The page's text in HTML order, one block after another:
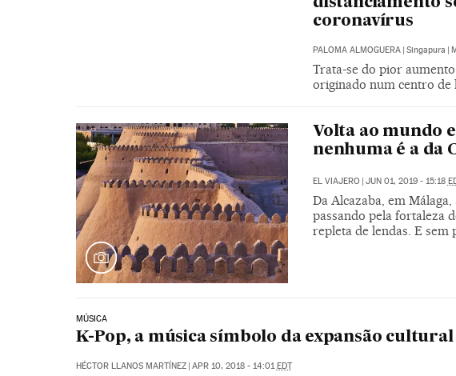
distanciamento
coronavírus
PALOMA ALMOGUERA Singapura
Trata-se do pior
originado num centro de
Volta ao mundo
nenhuma é a da
EL VIAJERO JUN 01, 2019 - 15:18
Da Alcazaba, em
passando pela fortaleza
repleta de lendas. E sem
MÚSICA
K-Pop, a música símbolo da expansão
HÉCTOR LLANOS MARTÍNEZ | APR 10, 2018 - 14:01EDT